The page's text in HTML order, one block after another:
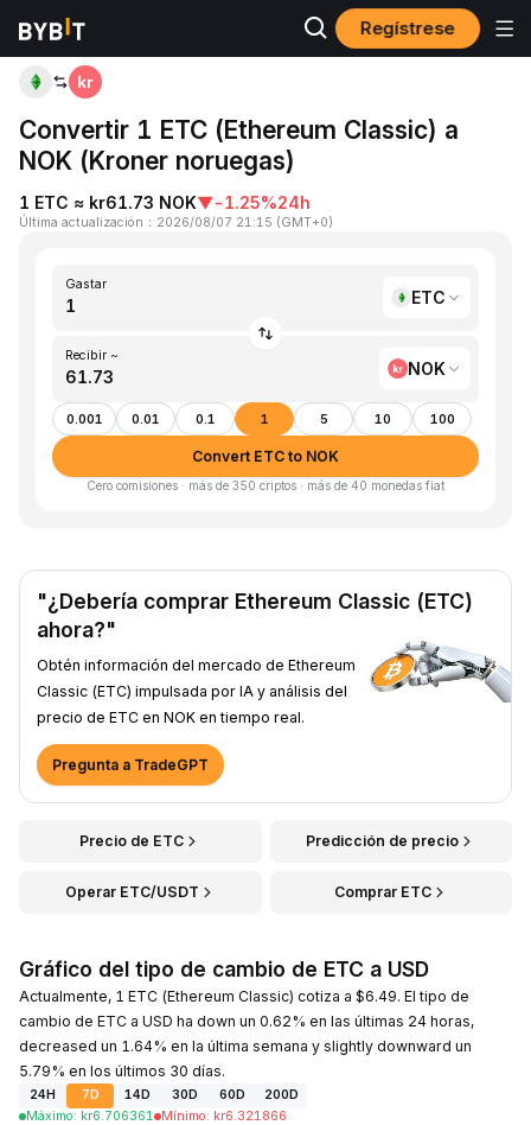
Regístrese
Inicio ETC to NOK
Convertir 1 ETC (Ethereum Classic) a
NOK (Kroner noruegas)
1 ETC ≈ kr61.73 NOK▼-1.25%24h
Última actualización ： 2026/08/07 21:15 (GMT+0)
Gastar
ETC
Recibir ~
NOK
0.001 0.01 0.1 1 5 10 100
Convert ETC to NOK
Cero comisiones · más de 350 criptos · más de 40 monedas fiat
"¿Debería comprar Ethereum Classic (ETC)
ahora?"
Obtén información del mercado de Ethereum
Classic (ETC) impulsada por IA y análisis del
precio de ETC en NOK en tiempo real.
Pregunta a TradeGPT
Precio de ETC Predicción de precio
Operar ETC/USDT Comprar ETC
Gráfico del tipo de cambio de ETC a USD
Actualmente, 1 ETC (Ethereum Classic) cotiza a $6.49. El tipo de
cambio de ETC a USD ha down un 0.62% en las últimas 24 horas,
decreased un 1.64% en la última semana y slightly downward un
5.79% en los últimos 30 días.
24H 7D 14D 30D 60D
200D
Máximo: kr6.706361 Mínimo: kr6.321866